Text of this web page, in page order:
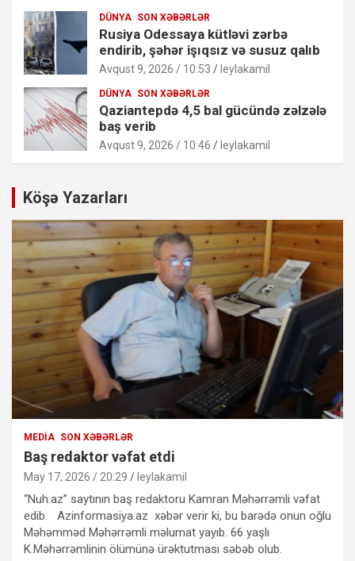
DÜNYA SON XƏBƏRLƏR
Rusiya Odessaya kütləvi zərbə
endirib, şəhər işıqsız və susuz qalıb
Avqust 9, 2026 / 10:53 leylakamil
DÜNYA SON XƏBƏRLƏR
Qaziantepdə 4,5 bal gücündə zəlzələ
baş verib
Avqust 9, 2026 / 10:46 leylakamil
Köşə Yazarları
MEDIA SON XƏBƏRLƏR
Baş redaktor vəfat etdi
May 17, 2026 / 20:29 leylakamil
“Nuh.az” saytının baş redaktoru Kamran Məhərrəmli vəfat
edib. Azinformasiya.az xəbər verir ki, bu barədə onun oğlu
Məhəmməd Məhərrəmli məlumat yayıb. 66 yaşlı
K.Məhərrəmlinin ölümünə ürəktutması səbəb olub.